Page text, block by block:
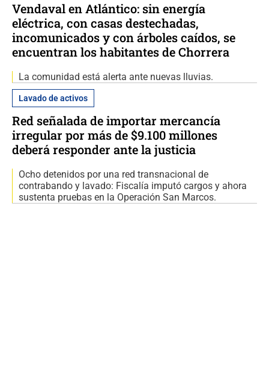
Vendaval en Atlántico: sin energía
eléctrica, con casas destechadas,
incomunicados y con árboles caídos, se
encuentran los habitantes de Chorrera
La comunidad está alerta ante nuevas lluvias.
Lavado de activos
Red señalada de importar mercancía
irregular por más de $9.100 millones
deberá responder ante la justicia
Ocho detenidos por una red transnacional de
contrabando y lavado: Fiscalía imputó cargos y ahora
sustenta pruebas en la Operación San Marcos.